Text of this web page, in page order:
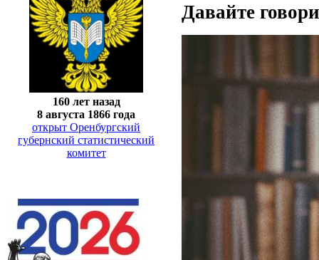
160 лет назад
8 августа 1866 года
открыт Оренбургский
губернский статистический
комитет
Давайте